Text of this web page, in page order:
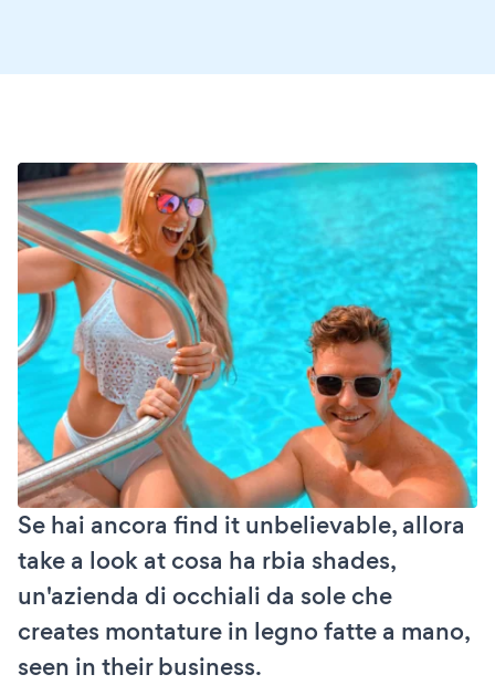
Se hai ancora find it unbelievable, allora
take a look at cosa ha rbia shades,
un'azienda di occhiali da sole che
creates montature in legno fatte a mano,
seen in their business.